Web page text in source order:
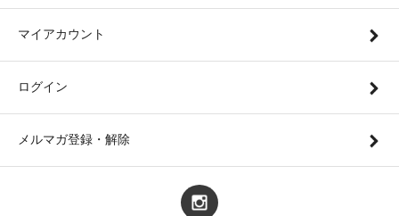
マイアカウント
ログイン
メルマガ登録・解除